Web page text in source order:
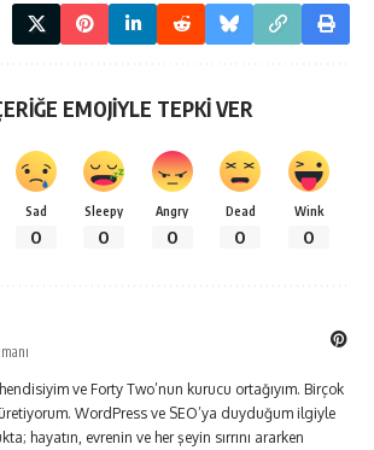
EMOJİYLE TEPKİ VER
Sad
0
Sleepy
0
Angry
0
Dead
0
Wink
0
ve Forty Two’nun kurucu ortağıyım. Birçok
WordPress ve SEO’ya duyduğum ilgiyle
hayatın, evrenin ve her şeyin sırrını ararken